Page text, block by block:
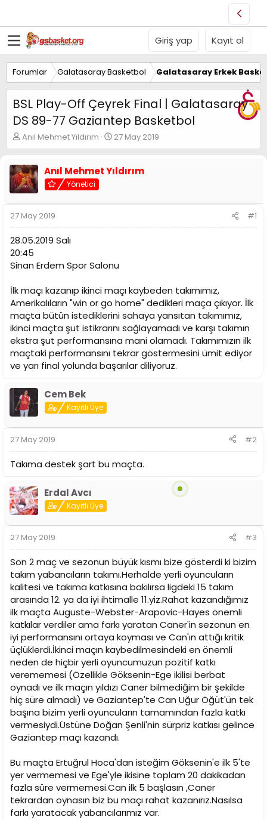
Giriş yap Kayıt ol
Forumlar Galatasaray Basketbol Galatasaray Erkek
BSL Play-Off Çeyrek Final | Galatasaray
DS 89-77 Gaziantep Basketbol
K
o
u
y
u
B
a
ş
a
t
a
Anıl Mehmet Yıldırım
B
a
l
g
i
i
27 May 2019
Anıl Mehmet Yıldırım
Yönetici
27 May 2019 #1
28.05.2019 Salı
20:45
Sinan Erdem Spor Salonu
İlk maçı kazanıp ikinci maçı kaybeden takımımız,
Amerikalıların "win or go home" dedikleri maça çıkıyor. İlk
maçta bütün istediklerini sahaya yansıtan takımımız,
ikinci maçta şut istikrarını sağlayamadı ve karşı takımın
ekstra şut performansına mani olamadı. Takımımızın ilk
maçtaki performansını tekrar göstermesini ümit ediyor
ve yarı final yolunda başarılar diliyoruz.
Cem Bek
Kayıtlı Üye
27 May 2019 #2
Takıma destek şart bu maçta.
Erdal Avcı
Kayıtlı Üye
27 May 2019 #3
Son 2 maç ve sezonun büyük kısmı bize gösterdi ki bizim
takım yabancıların takımı.Herhalde yerli oyuncuların
kalitesi ve takıma katkısına bakılırsa ligdeki 15 takım
arasında 12. ya da iyi ihtimalle 11.yiz.Rahat kazandığımız
ilk maçta Auguste-Webster-Arapovic-Hayes önemli
katkılar verdiler ama farkı yaratan Caner'in sezonun en
iyi performansını ortaya koyması ve Can'ın attığı kritik
üçlüklerdi.İkinci maçın kaybedilmesindeki en önemli
neden de hiçbir yerli oyuncumuzun pozitif katkı
verememesi (Özellikle Göksenin-Ege ikilisi berbat
oynadı ve ilk maçın yıldızı Caner bilmediğim bir şekilde
hiç süre almadı) ve Gaziantep'te Can Uğur Öğüt'ün tek
başına bizim yerli oyuncuların tamamından fazla katkı
vermesiydi.Üstüne Doğan Şenli'nin sürpriz katkısı gelince
Gaziantep maçı kazandı.
Bu maçta Ertuğrul Hoca'dan isteğim Göksenin'e ilk 5'te
yer vermemesi ve Ege'yle ikisine toplam 20 dakikadan
fazla süre vermemesi.Can ilk 5 başlasın ,Caner
tekrardan oynasın biz bu maçı rahat kazanırız.Nasılsa
farkı yaratacak yabancılarımız var.